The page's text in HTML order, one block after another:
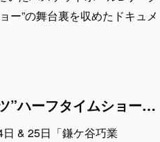
ー”の舞台裏を収めたドキュメ
4月24日 & 25日千葉ジェッツ”ハーフタイムショー”「鎌ケ谷巧業 Presents AIR TRICK SHOW」出演者発表
& 25日「鎌ケ谷巧業